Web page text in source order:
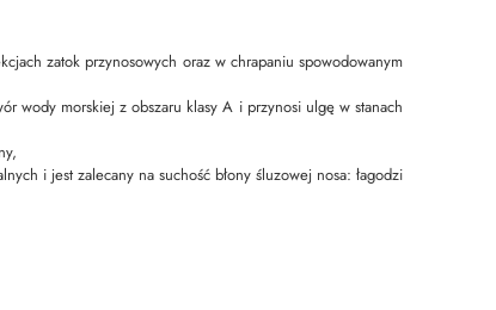
zatok przynosowych oraz w chrapaniu spowodowanym
wody morskiej z obszaru klasy A i przynosi ulgę w stanach
i jest zalecany na suchość błony śluzowej nosa: łagodzi